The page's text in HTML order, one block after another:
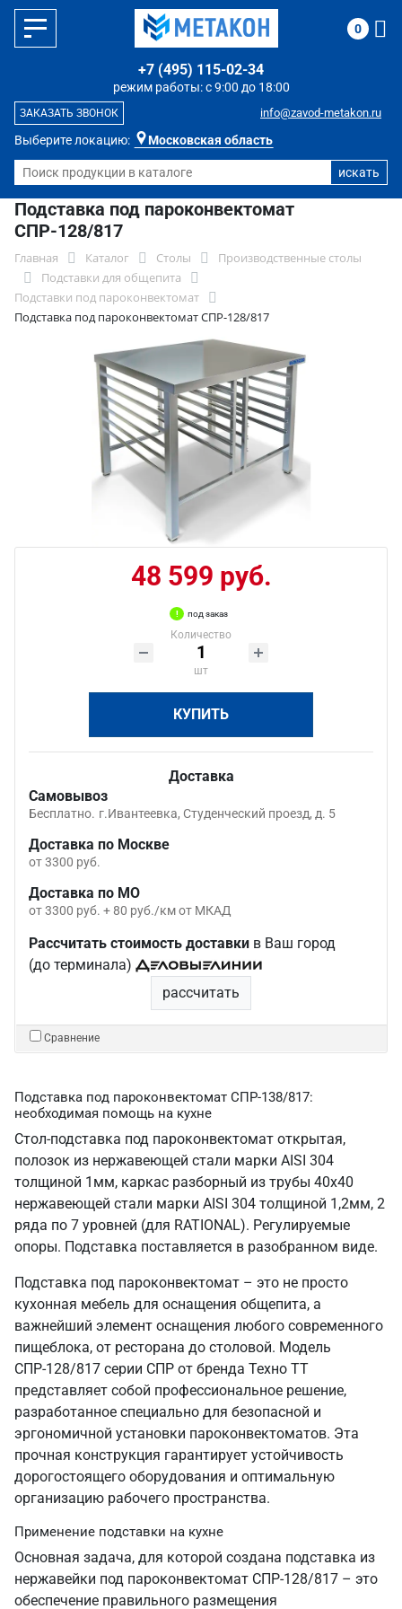
Выберите локацию: Московская область
режим работы: с 9:00 до 18:00
+7 (495) 115-02-34
info@zavod-metakon.ru
ЗАКАЗАТЬ ЗВОНОК
0
Подставка под пароконвектомат
СПР-128/817
Главная Каталог Столы
Производственные столы
Подставки для общепита
Подставки под пароконвектомат
Подставка под пароконвектомат СПР-128/817
48 599 руб.
под заказ
Количество
шт
КУПИТЬ
Доставка
Самовывоз
Бесплатно. г.Ивантеевка, Студенческий проезд, д. 5
Доставка по Москве
от 3300 руб.
Доставка по МО
от 3300 руб. + 80 руб./км от МКАД
Рассчитать стоимость доставки в Ваш город
(до терминала)
рассчитать
Сравнение
Подставка под пароконвектомат СПР-138/817:
необходимая помощь на кухне
Стол-подставка под пароконвектомат открытая,
полозок из нержавеющей стали марки AISI 304
толщиной 1мм, каркас разборный из трубы 40х40
нержавеющей стали марки AISI 304 толщиной 1,2мм, 2
ряда по 7 уровней (для RATIONAL). Регулируемые
опоры. Подставка поставляется в разобранном виде.
Подставка под пароконвектомат – это не просто
кухонная мебель для оснащения общепита, а
важнейший элемент оснащения любого современного
пищеблока, от ресторана до столовой. Модель
СПР-128/817 серии СПР от бренда Техно ТТ
представляет собой профессиональное решение,
разработанное специально для безопасной и
эргономичной установки пароконвектоматов. Эта
прочная конструкция гарантирует устойчивость
дорогостоящего оборудования и оптимальную
организацию рабочего пространства.
Применение подставки на кухне
Основная задача, для которой создана подставка из
нержавейки под пароконвектомат СПР-128/817 – это
обеспечение правильного размещения